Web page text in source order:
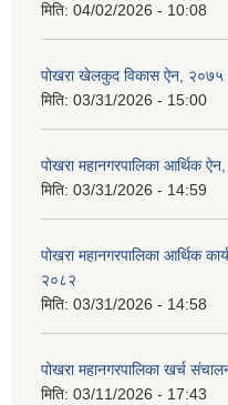
मिति: 04/02/2026 - 10:08
पोखरा खेलकुद विकास ऐन,
मिति: 03/31/2026 - 15:00
पोखरा महानगरपालिका आर्थिक
मिति: 03/31/2026 - 14:59
पोखरा महानगरपालिका आर्थिक
२०८२
मिति: 03/31/2026 - 14:58
पोखरा महानगरपालिका खर्च
मिति: 03/11/2026 - 17:43